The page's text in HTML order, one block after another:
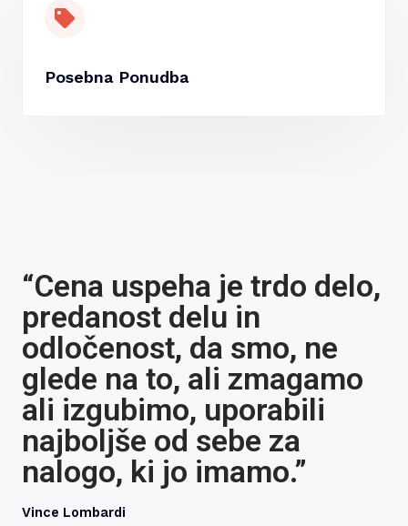
Posebna Ponudba
“Cena uspeha je trdo delo,
predanost delu in
odločenost, da smo, ne
glede na to, ali zmagamo
ali izgubimo, uporabili
najboljše od sebe za
nalogo, ki jo imamo.”
Vince Lombardi